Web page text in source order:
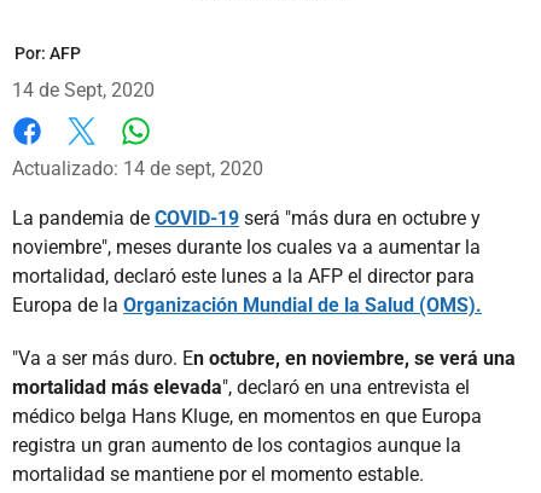
Por: AFP
14 de Sept, 2020
Facebook
X
Actualizado: 14 de sept, 2020
La pandemia de COVID-19 será "más dura en octubre y
noviembre", meses durante los cuales va a aumentar la
mortalidad, declaró este lunes a la AFP el director para
Europa de la Organización Mundial de la Salud (OMS).
"Va a ser más duro. En octubre, en noviembre, se verá una
mortalidad más elevada", declaró en una entrevista el
médico belga Hans Kluge, en momentos en que Europa
registra un gran aumento de los contagios aunque la
mortalidad se mantiene por el momento estable.